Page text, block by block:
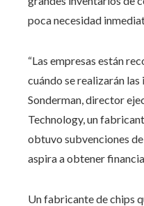
poca necesidad
“Las empresas están
cuándo se realizarán las
Sonderman, director
Technology, un
obtuvo subvenciones
aspira a obtener
Un fabricante de chips